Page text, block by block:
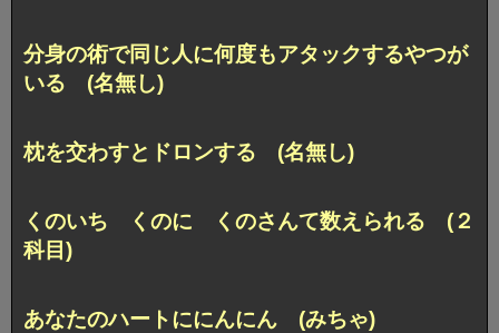
分身の術で同じ人に何度もアタックするやつが
いる (名無し)
枕を交わすとドロンする (名無し)
くのいち くのに くのさんて数えられる (２
科目)
あなたのハートににんにん (みちゃ)